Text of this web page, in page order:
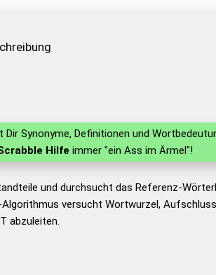
Synonyme, Definitionen und
Hilfe immer "ein Ass im Ärmel"!
und durchsucht das Referenz-
versucht Wortwurzel,
abzuleiten.